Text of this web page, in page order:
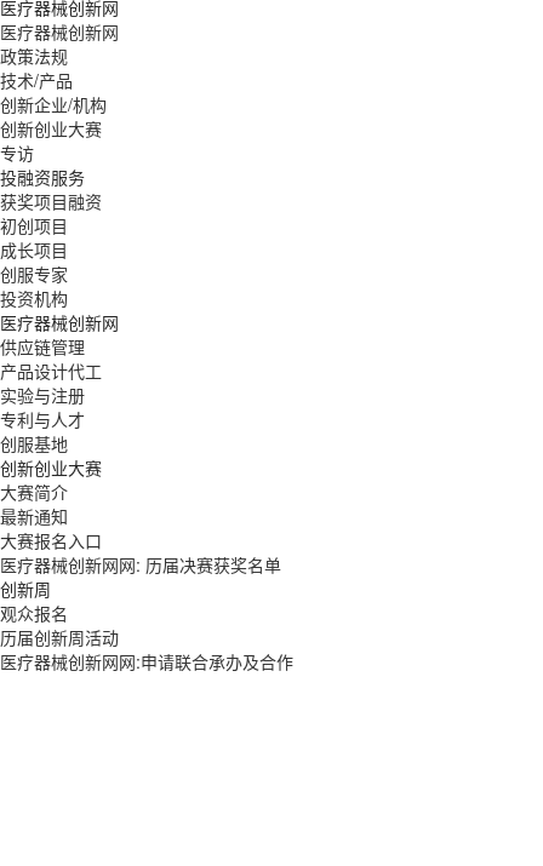
医疗器械创新网
医疗器械创新网
政策法规
技术/产品
创新企业/机构
创新创业大赛
专访
投融资服务
获奖项目融资
初创项目
成长项目
创服专家
投资机构
医疗器械创新网
供应链管理
产品设计代工
实验与注册
专利与人才
创服基地
创新创业大赛
大赛简介
最新通知
大赛报名入口
医疗器械创新网网: 历届决赛获奖名单
创新周
观众报名
历届创新周活动
医疗器械创新网网:申请联合承办及合作